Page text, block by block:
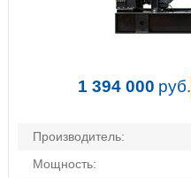
1 394 000 руб.
Производитель:
Мощность: